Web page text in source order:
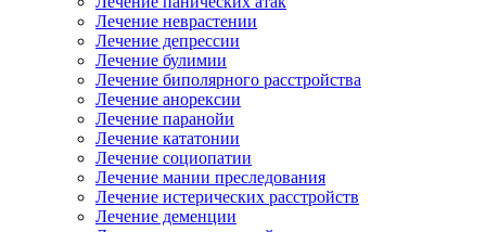
Лечение неврастении
Лечение депрессии
Лечение булимии
Лечение биполярного расстройства
Лечение анорексии
Лечение паранойи
Лечение кататонии
Лечение социопатии
Лечение мании преследования
Лечение истерических расстройств
Лечение деменции